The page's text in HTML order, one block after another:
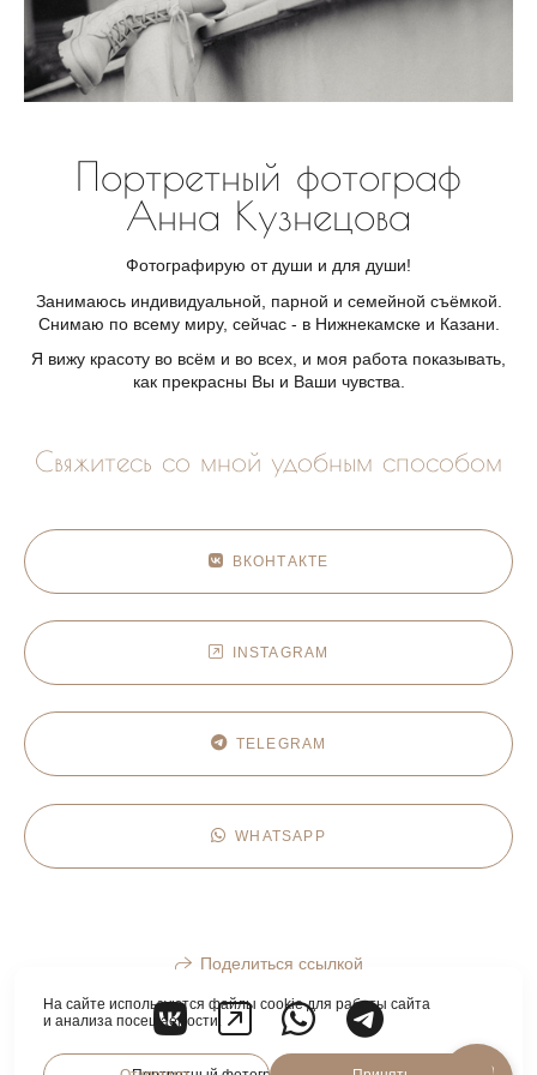
Портретный фотограф
Анна Кузнецова
Фотографирую от души и для души!
Занимаюсь индивидуальной, парной и семейной съёмкой.
Снимаю по всему миру, сейчас - в Нижнекамске и Казани.
Я вижу красоту во всём и во всех, и моя работа показывать,
как прекрасны Вы и Ваши чувства.
Свяжитесь со мной удобным способом
ВКОНТАКТЕ
INSTAGRAM
TELEGRAM
WHATSAPP
Поделиться ссылкой
На сайте используются файлы cookie для работы сайта
и анализа посещаемости.